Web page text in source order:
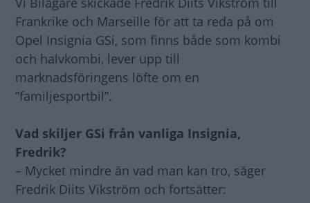
Frankrike och Marseille för att ta reda på om
Opel Insignia GSi, som finns både som kombi
och halvkombi, lever upp till
marknadsföringens löfte om en
”familjesportbil”.
Vad skiljer GSi från vanliga Insignia,
Fredrik?
– Mycket mindre än vad man kan tro, säger
Fredrik Diits Vikström och fortsätter: